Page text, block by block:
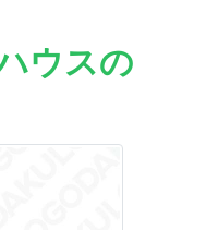
ウスの